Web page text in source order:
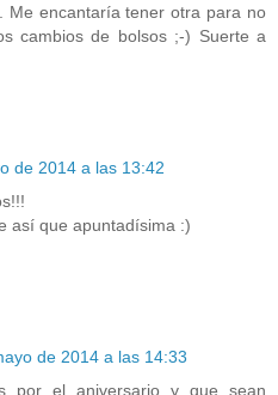
Me encantaría tener otra para no
cambios de bolsos ;-) Suerte a
de 2014 a las 13:42
así que apuntadísima :)
de 2014 a las 14:33
por el aniversario y que sean